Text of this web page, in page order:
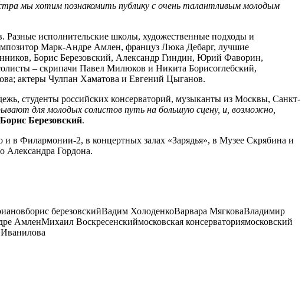
мы хотим познакомить публику с очень талантливым молодым
Разные исполнительские школы, художественные подходы и
Марк-Андре Амлен, француз Люка Дебарг, лучшие
Борис Березовский, Александр Гиндин, Юрий Фаворин,
– скрипачи Павел Милюков и Никита Борисоглебский,
актеры Чулпан Хаматова и Евгений Цыганов.
студенты российских консерваторий, музыканты из Москвы, Санкт-
для молодых солистов путь на большую сцену, и, возможно,
Борис Березовский.
в Филармонии-2, в концертных залах «Зарядья», в Музее Скрябина и
Александра Гордона.
борис березовскийВадим ХолоденкоВарвара МягковаВладимир
АмленМихаил Воскресенскиймосковская консерваториямосковский